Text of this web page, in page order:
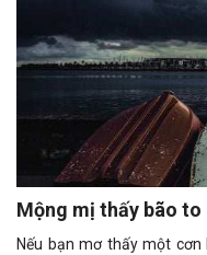
Mộng mị thấy bão to
Nếu bạn mơ thấy một